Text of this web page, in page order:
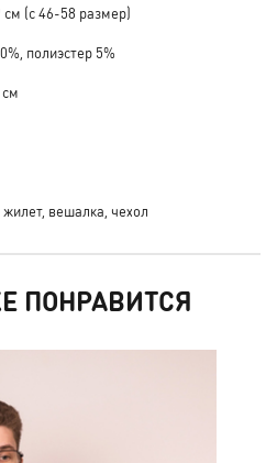
(с 46-58 размер)
полиэстер 5%
вешалка, чехол
ПОНРАВИТСЯ